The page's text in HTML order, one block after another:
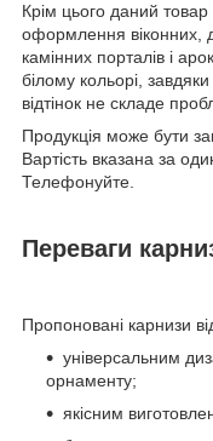
Крім цього даний
оформлення віконних,
камінних порталів і
білому кольорі,
відтінок не складе
Продукція може бути
Вартість вказана за
Телефонуйте.
Переваги
Пропоновані карнизи
універсальним
орнаменту;
якісним